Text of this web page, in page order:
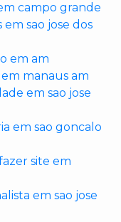
campo grande
sao jose dos
em am
manaus am
em sao jose
em sao goncalo
site em
em sao jose